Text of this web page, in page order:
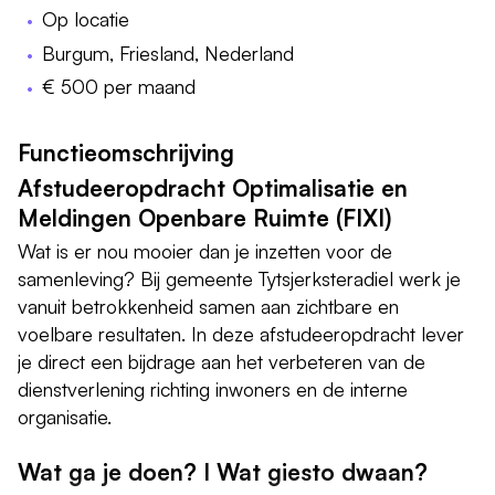
Op locatie
Burgum, Friesland, Nederland
€ 500 per maand
Functieomschrijving
Afstudeeropdracht Optimalisatie en
Meldingen Openbare Ruimte (FIXI)
Wat is er nou mooier dan je inzetten voor de
samenleving? Bij gemeente Tytsjerksteradiel werk je
vanuit betrokkenheid samen aan zichtbare en
voelbare resultaten. In deze afstudeeropdracht lever
je direct een bijdrage aan het verbeteren van de
dienstverlening richting inwoners en de interne
organisatie.
Wat ga je doen? I Wat giesto dwaan?